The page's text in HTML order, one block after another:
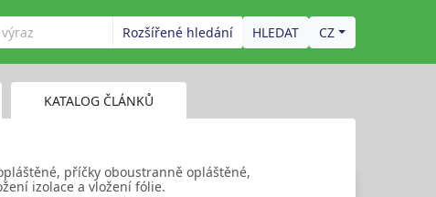
Rozšířené hledání CZ
KATALOG ČLÁNKŮ
příčky oboustranně opláštěné,
izolace a vložení fólie.